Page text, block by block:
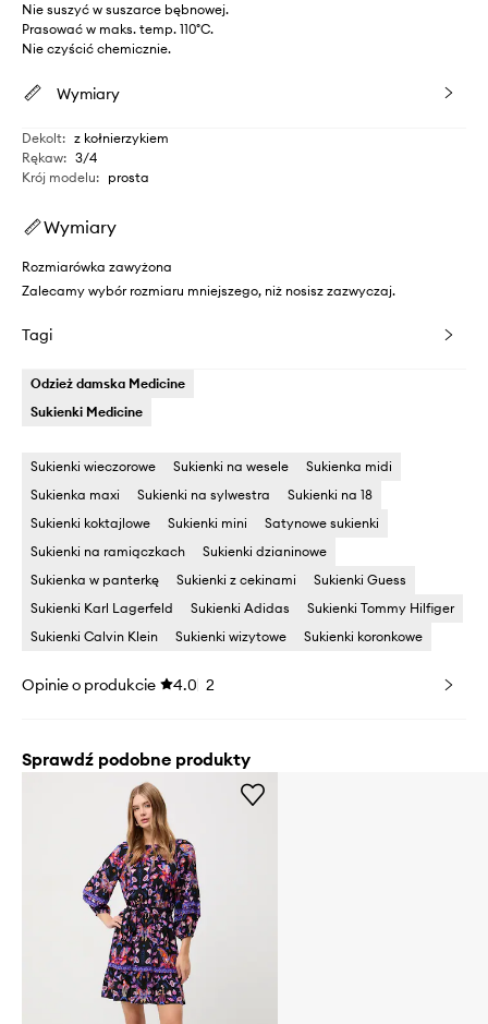
Nie suszyć w suszarce bębnowej.
Prasować w maks. temp. 110°C.
Nie czyścić chemicznie.
Wymiary
Dekolt: z kołnierzykiem
Rękaw: 3/4
Krój modelu: prosta
Wymiary
Rozmiarówka zawyżona
Zalecamy wybór rozmiaru mniejszego, niż nosisz zazwyczaj.
Tagi
Odzież damska Medicine
Sukienki Medicine
Sukienki wieczorowe Sukienki na wesele
Sukienka midi
Sukienka maxi
Sukienki na sylwestra
Sukienki na 18
Sukienki koktajlowe
Sukienki mini
Satynowe sukienki
Sukienki na ramiączkach
Sukienki dzianinowe
Sukienka w panterkę
Sukienki z cekinami
Sukienki Guess
Sukienki Karl Lagerfeld
Sukienki Adidas
Sukienki Tommy Hilfiger
Sukienki Calvin Klein
Sukienki wizytowe Sukienki koronkowe
Opinie o produkcie 4.0 2
Sprawdź podobne produkty